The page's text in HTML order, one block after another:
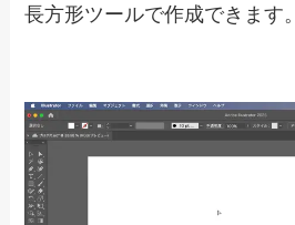
長方形ツールで作成できます。